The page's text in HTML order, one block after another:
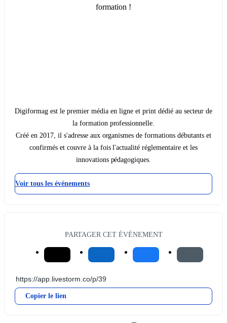
formation !
Digiformag est le premier média en ligne et print dédié au secteur de
la formation professionnelle.
Créé en 2017, il s'adresse aux organismes de formations débutants et
confirmés et couvre à la fois l'actualité réglementaire et les
innovations pédagogiques.
Voir tous les événements
PARTAGER CET ÉVÉNEMENT
Copier le lien